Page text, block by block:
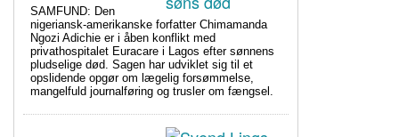
SAMFUND: Den
nigeriansk-amerikanske forfatter Chimamanda
Ngozi Adichie er i åben konflikt med
privathospitalet Euracare i Lagos efter sønnens
pludselige død. Sagen har udviklet sig til et
opslidende opgør om lægelig forsømmelse,
mangelfuld journalføring og trusler om fængsel.